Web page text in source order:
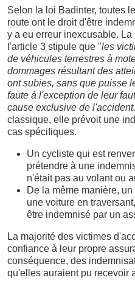
Selon la loi Badinter, toutes
route ont le droit d'être
y a eu erreur inexcusable. La
l'article 3 stipule que "les
de véhicules terrestres à
dommages résultant des
ont subies, sans que puisse
faute à l'exception de leur
cause exclusive de l'accident.
classique, elle prévoit une
cas spécifiques.
Un cycliste qui est
prétendre à une
n'était pas au volant ou
De la même manière,
une voiture en
être indemnisé par un
La majorité des victimes
confiance à leur propre
conséquence, des
qu'elles auraient pu recevoir